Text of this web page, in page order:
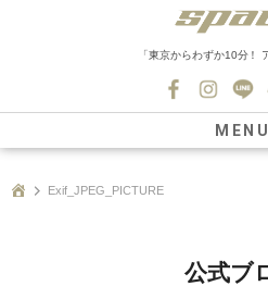
「東京からわずか10分！
MENU
新車情報
Exif_JPEG_PICTURE
公式ブ